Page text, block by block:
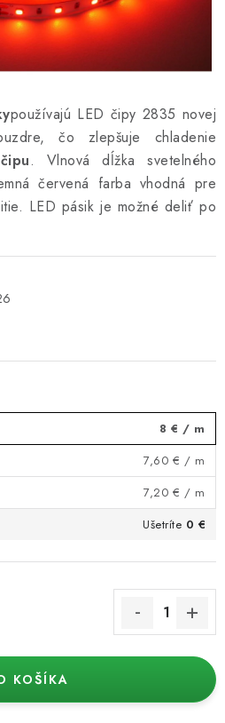
údajov
používajú LED čipy 2835 novej
čo zlepšuje chladenie
. Vlnová dĺžka svetelného
červená farba vhodná pre
LED pásik je možné deliť po
8 € / m
7,60 € / m
7,20 € / m
Ušetríte 0 €
KOŠÍKA